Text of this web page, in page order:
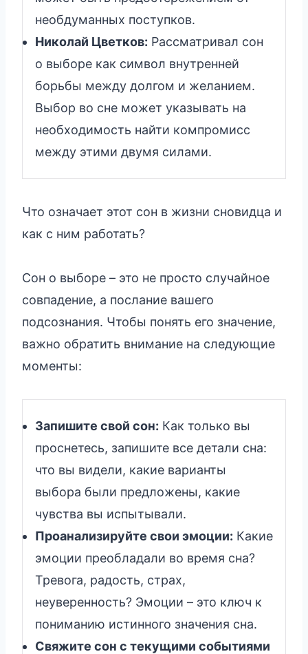
необдуманных поступков.
Николай Цветков: Рассматривал сон
о выборе как символ внутренней
борьбы между долгом и желанием.
Выбор во сне может указывать на
необходимость найти компромисс
между этими двумя силами.
Что означает этот сон в жизни сновидца и
как с ним работать?
Сон о выборе – это не просто случайное
совпадение, а послание вашего
подсознания. Чтобы понять его значение,
важно обратить внимание на следующие
моменты:
Запишите свой сон: Как только вы
проснетесь, запишите все детали сна:
что вы видели, какие варианты
выбора были предложены, какие
чувства вы испытывали.
Проанализируйте свои эмоции: Какие
эмоции преобладали во время сна?
Тревога, радость, страх,
неуверенность? Эмоции – это ключ к
пониманию истинного значения сна.
Свяжите сон с текущими событиями